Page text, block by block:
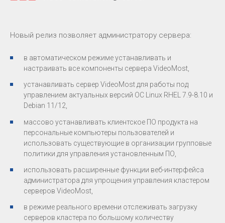
Новый релиз позволяет администратору сервера:
в автоматическом режиме устанавливать и
настраивать все компоненты сервера VideoMost,
устанавливать сервер VideoMost для работы под
управлением актуальных версий ОС Linux RHEL 7.9-8.10 и
Debian 11/12,
массово устанавливать клиентское ПО продукта на
персональные компьютеры пользователей и
использовать существующие в организации групповые
политики для управления установленным ПО,
использовать расширенные функции веб-интерфейса
администратора для упрощения управления кластером
серверов VideoMost,
в режиме реального времени отслеживать загрузку
серверов кластера по большому количеству